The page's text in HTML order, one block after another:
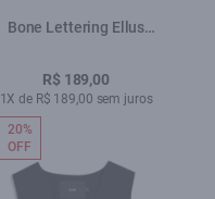
Bone Lettering Ellus
R$ 189,00
1X de R$ 189,00 sem juros
20%
OFF